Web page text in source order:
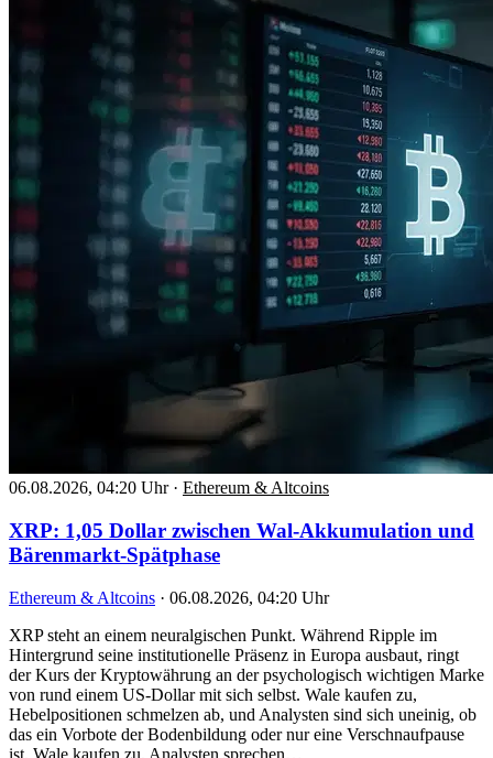
06.08.2026, 04:20 Uhr · Ethereum & Altcoins
XRP: 1,05 Dollar zwischen Wal-Akkumulation und
Bärenmarkt-Spätphase
Ethereum & Altcoins · 06.08.2026, 04:20 Uhr
XRP steht an einem neuralgischen Punkt. Während Ripple im
Hintergrund seine institutionelle Präsenz in Europa ausbaut, ringt
der Kurs der Kryptowährung an der psychologisch wichtigen Marke
von rund einem US-Dollar mit sich selbst. Wale kaufen zu,
Hebelpositionen schmelzen ab, und Analysten sind sich uneinig, ob
das ein Vorbote der Bodenbildung oder nur eine Verschnaufpause
ist. Wale kaufen zu, Analysten sprechen…